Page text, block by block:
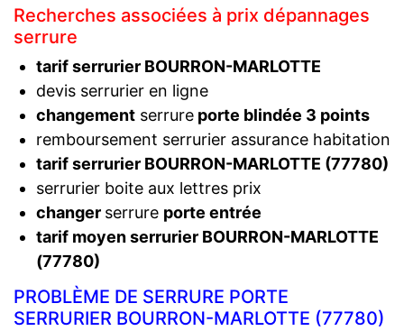
Recherches associées à prix dépannages
serrure
tarif serrurier BOURRON-MARLOTTE
devis serrurier en ligne
changementserrureporte blindée 3 points
remboursement serrurier assurance habitation
tarif serrurier BOURRON-MARLOTTE (77780)
serrurier boite aux lettres prix
changer serrure porte entrée
tarif moyen serrurier BOURRON-MARLOTTE
(77780)
PROBLÈME DE SERRURE PORTE
SERRURIER BOURRON-MARLOTTE (77780)